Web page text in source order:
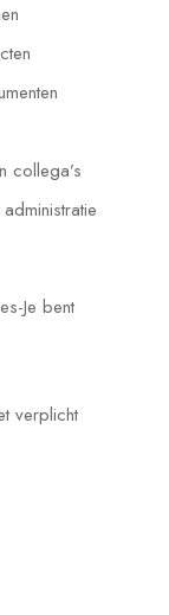
collega’s
Je bent
verplicht